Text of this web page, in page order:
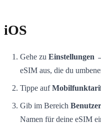
iOS
Gehe zu Einstellungen
eSIM aus, die du
Tippe auf
Gib im Bereich
Namen für deine eSIM